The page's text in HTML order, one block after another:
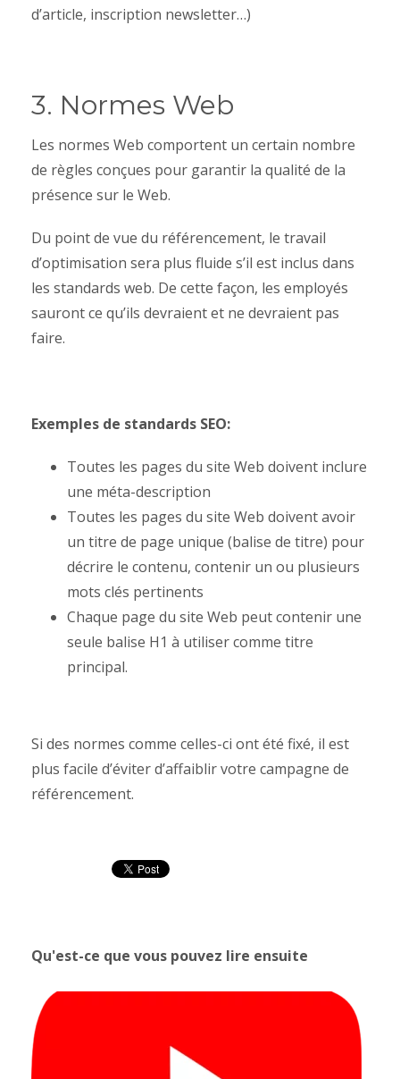
d’article, inscription newsletter…)
3. Normes Web
Les normes Web comportent un certain nombre
de règles conçues pour garantir la qualité de la
présence sur le Web.
Du point de vue du référencement, le travail
d’optimisation sera plus fluide s’il est inclus dans
les standards web. De cette façon, les employés
sauront ce qu’ils devraient et ne devraient pas
faire.
Exemples de standards SEO:
Toutes les pages du site Web doivent inclure
une méta-description
Toutes les pages du site Web doivent avoir
un titre de page unique (balise de titre) pour
décrire le contenu, contenir un ou plusieurs
mots clés pertinents
Chaque page du site Web peut contenir une
seule balise H1 à utiliser comme titre
principal.
Si des normes comme celles-ci ont été fixé, il est
plus facile d’éviter d’affaiblir votre campagne de
référencement.
Qu'est-ce que vous pouvez lire ensuite